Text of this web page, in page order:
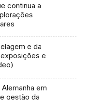
continua a
e da
e
em
gestão da